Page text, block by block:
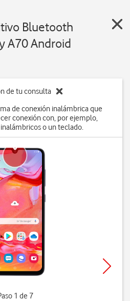
Bluetooth
A70 Android
de tu consulta
de conexión inalámbrica que
conexión con, por ejemplo,
o un teclado.
1 de 7